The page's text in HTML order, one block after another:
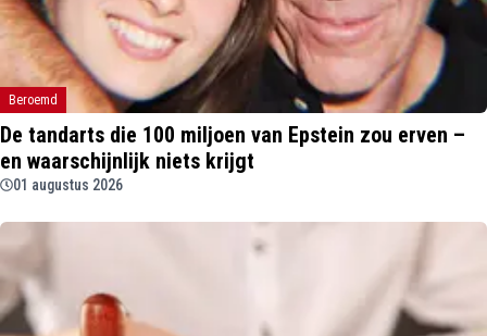
Beroemd
De tandarts die 100 miljoen van Epstein zou erven –
en waarschijnlijk niets krijgt
01 augustus 2026